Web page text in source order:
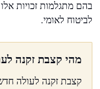
בהם מתגלמות זכויות
לביטוח לאומי.
מהי קצבת זקנה
קצבת זקנה לעולה